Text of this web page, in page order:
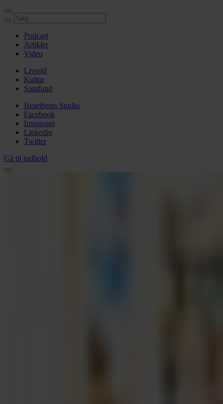
Podcast
Artikler
Video
Livsstil
Kultur
Samfund
Heartbeats Studio
Facebook
Instagram
Linkedin
Twitter
Gå til indhold